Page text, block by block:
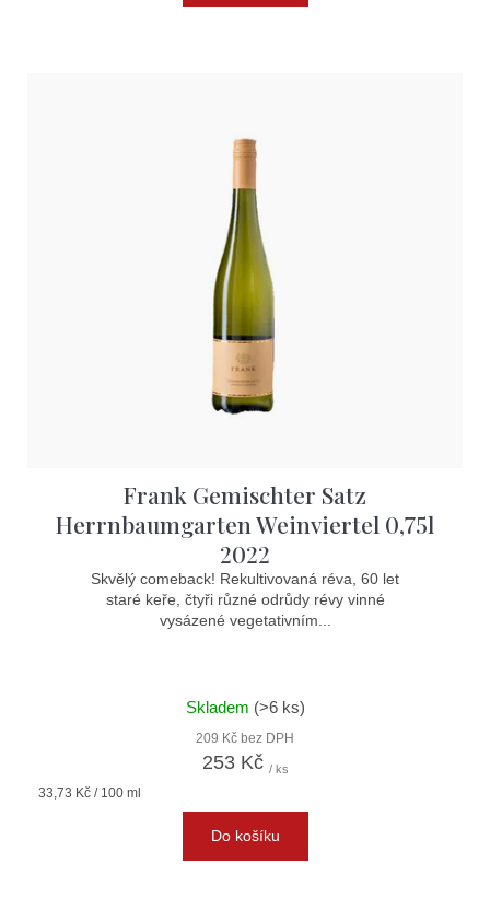
Frank Gemischter Satz
Herrnbaumgarten Weinviertel 0,75l
2022
Skvělý comeback! Rekultivovaná réva, 60 let
staré keře, čtyři různé odrůdy révy vinné
vysázené vegetativním...
Skladem (>6 ks)
209 Kč bez DPH
253 Kč / ks
Měrná
33,73 Kč / 100 ml
Do košíku